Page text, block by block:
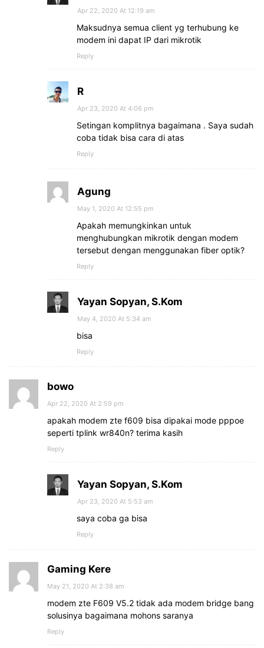
Apr 22, 2020 At 12:19 am
Maksudnya semua client yg terhubung ke
modem ini dapat IP dari mikrotik
Reply
R
Apr 23, 2020 At 4:06 pm
Setingan komplitnya bagaimana . Saya sudah
coba tidak bisa cara di atas
Reply
Agung
May 1, 2020 At 12:55 pm
Apakah memungkinkan untuk
menghubungkan mikrotik dengan modem
tersebut dengan menggunakan fiber optik?
Reply
Yayan Sopyan, S.Kom
May 4, 2020 At 5:34 am
bisa
Reply
bowo
Apr 22, 2020 At 2:59 pm
apakah modem zte f609 bisa dipakai mode pppoe
seperti tplink wr840n? terima kasih
Reply
Yayan Sopyan, S.Kom
Apr 23, 2020 At 5:53 am
saya coba ga bisa
Reply
Gaming Kere
May 21, 2020 At 2:38 am
modem zte F609 V5.2 tidak ada modem bridge bang
solusinya bagaimana mohons saranya
Reply